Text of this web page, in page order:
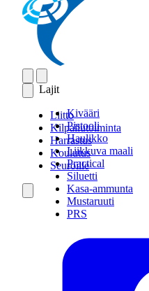
Lajit
Kivääri
Pistooli
Haulikko
Liikkuva maali
Practical
Siluetti
Kasa-ammunta
Mustaruuti
PRS
Liitto
Kilpailutoiminta
Harrastus
Koulutus
Seuroille